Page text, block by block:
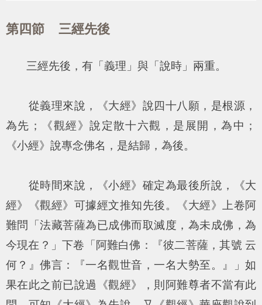
第四節 三經先後
三經先後，有「義理」與「說時」兩重。
從義理來說，《大經》說四十八願，是根源，
為先；《觀經》說定散十六觀，是展開，為中；
《小經》說專念佛名，是結歸，為後。
從時間來說，《小經》確定為最後所說，《大
經》《觀經》可據經文推知先後。《大經》上卷阿
難問「法藏菩薩為已成佛而取滅度，為未成佛，為
今現在？」下卷「阿難白佛：『彼二菩薩，其號 云
何？』佛言：『一名觀世音，一名大勢至。』」如
果在此之前已說過《觀經》，則阿難尊者不當有此